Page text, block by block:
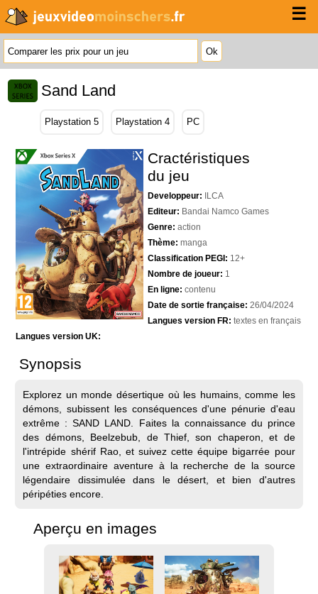
☰
Sand Land
Playstation 5 Playstation 4 PC
Cractéristiques
du jeu
Developpeur: ILCA
Editeur: Bandai Namco Games
Genre: action
Thème: manga
Classification PEGI: 12+
Nombre de joueur: 1
En ligne: contenu
Date de sortie française: 26/04/2024
Langues version FR: textes en français
Langues version UK:
Synopsis
Explorez un monde désertique où les humains, comme les
démons, subissent les conséquences d'une pénurie d'eau
extrême : SAND LAND. Faites la connaissance du prince
des démons, Beelzebub, de Thief, son chaperon, et de
l'intrépide shérif Rao, et suivez cette équipe bigarrée pour
une extraordinaire aventure à la recherche de la source
légendaire dissimulée dans le désert, et bien d'autres
péripéties encore.
Aperçu en images